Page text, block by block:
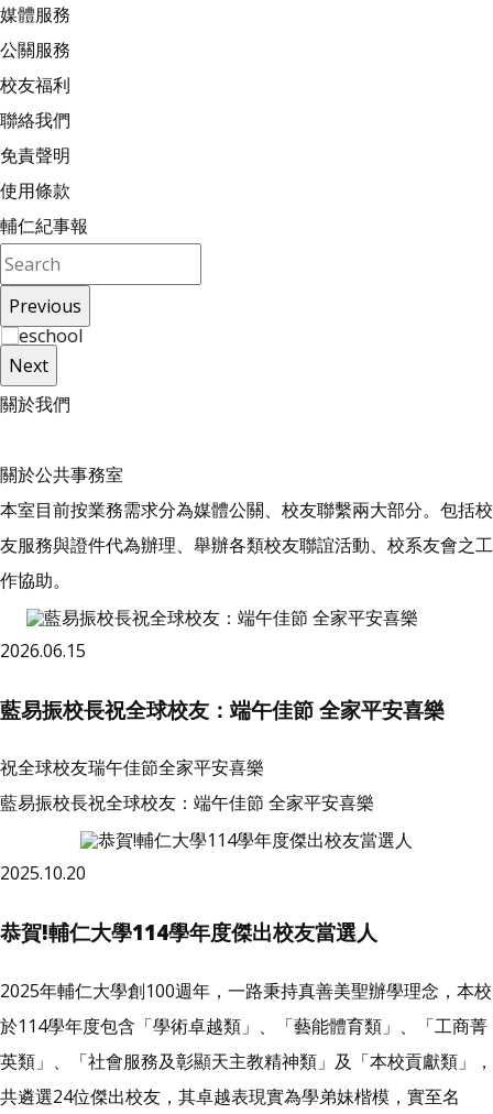
媒體服務
公關服務
校友福利
聯絡我們
免責聲明
使用條款
輔仁紀事報
Previous
Next
關於我們
關於公共事務室
本室目前按業務需求分為媒體公關、校友聯繫兩大部分。包括校
友服務與證件代為辦理、舉辦各類校友聯誼活動、校系友會之工
作協助。
2026.06.15
藍易振校長祝全球校友：端午佳節 全家平安喜樂
祝全球校友瑞午佳節全家平安喜樂
藍易振校長祝全球校友：端午佳節 全家平安喜樂
2025.10.20
恭賀!輔仁大學114學年度傑出校友當選人
2025年輔仁大學創100週年，一路秉持真善美聖辦學理念，本校
於114學年度包含「學術卓越類」、「藝能體育類」、「工商菁
英類」、「社會服務及彰顯天主教精神類」及「本校貢獻類」，
共遴選24位傑出校友，其卓越表現實為學弟妹楷模，實至名